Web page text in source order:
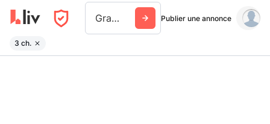
Grande Prairie Publier une annonce
3 ch.